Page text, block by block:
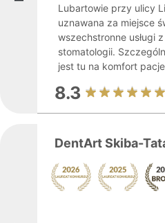
Lubartowie przy ulicy
uznawana za miejsce
wszechstronne usługi
stomatologii.
jest tu na komfort
8.3
DentArt Skiba-